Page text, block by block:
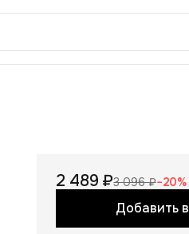
2 489 ₽3 096 ₽−20%
Добавить